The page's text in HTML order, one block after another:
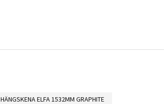
HÄNGSKENA ELFA 1532MM GRAPHITE